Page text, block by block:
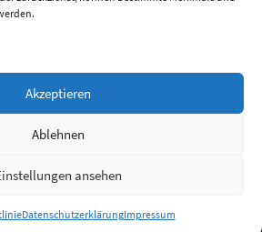
Akzeptieren
Ablehnen
ansehen
DatenschutzerklärungImpressum
FAQ Quellen